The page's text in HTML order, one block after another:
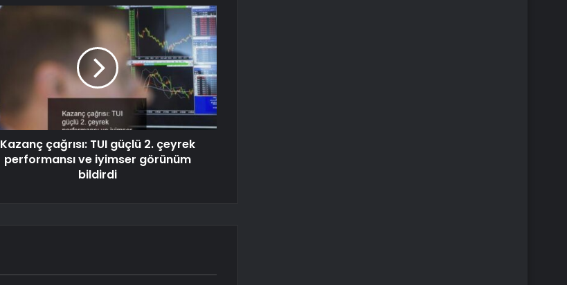
Kazanç çağrısı: TUI güçlü 2. çeyrek
performansı ve iyimser görünüm
bildirdi